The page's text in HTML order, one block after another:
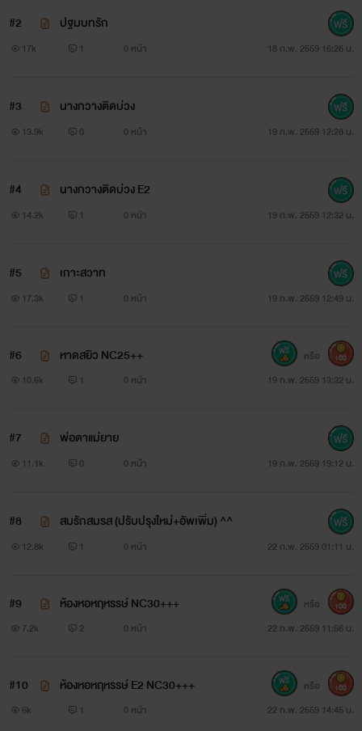
ชายหนุ่มจับร่างงามขึ้นนั่งครอมหัวเห็ดแดงก่ำไว้ แกล้งกระดกมัน
“เปล่านะคะ รินก็แค่อยากช่วยรักษาคุณให้สบายตัว... ถือว่าลอง
อะไรใหม่ๆ ถ้าไม่ดื่มไวน์นั่นแล้วจะรับมือคุณไหวได้ยังไงล่ะคะ ?”
เขา ที่ตอนนี้มันฉายแววซุกซนเจ้าเล่ห์ดูเซ็กซี่เร่าร้อนจนเขาขนลุก
ชายหนุ่มกดสะโพกผายของเธอลงให้รอยผ่าครอบลำรักเหมือ
นทำฮ็อทด็อก แล้วโล้ตัวขึ้นลงให้ความเป็นหญิงชายเสียดสีกันไป
“อาาา.... ดีจังค่ะที่รัก”
ระทึก เธอชักจะชอบไวน์รสเลิศของวรรณาซะแล้ว มันปลุกกำหนัด
ให้ประสาทการรับรู้รสรักของเธออ่อนไหว ไวต่อสัมผัสสุขเสียว
เยิ้มออกมาจนเปียกชื้นไปทั้งร่องแคม ปลายหนาดุดันสีแดงก่ำ
ของมาร์คตอนนี้มันวาวเลื่อมลื่นไหลสไลด์ซอกกลีบอวบของเธอ
#2 ปฐมบทรัก
17k 1 0 หน้า 18 ก.พ. 2559 16:26 น.
#3 นางกวางติดบ่วง
13.9k 0 0 หน้า 19 ก.พ. 2559 12:28 น.
#4 นางกวางติดบ่วง E2
14.2k 1 0 หน้า 19 ก.พ. 2559 12:32 น.
#5 เกาะสวาท
17.3k 1 0 หน้า 19 ก.พ. 2559 12:49 น.
#6 หาดสยิว NC25++
10.6k 1 0 หน้า 19 ก.พ. 2559 13:32 น.
หรือ 100
#7 พ่อตาแม่ยาย
11.1k 0 0 หน้า 19 ก.พ. 2559 19:12 น.
#8 สมรักสมรส (ปรับปรุงใหม่+อัพเพิ่ม) ^^
12.8k 1 0 หน้า 22 ก.พ. 2559 01:11 น.
#9 ห้องหอหฤหรรษ์ NC30+++
7.2k 2 0 หน้า 22 ก.พ. 2559 11:56 น.
หรือ 100
#10 ห้องหอหฤหรรษ์ E2 NC30+++
6k 1 0 หน้า 22 ก.พ. 2559 14:45 น.
หรือ 100